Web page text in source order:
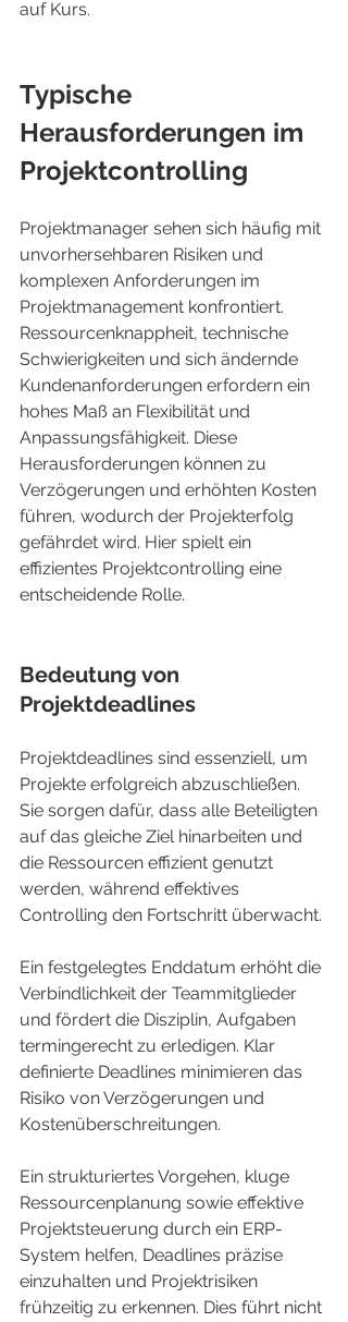
auf Kurs.
Typische
Herausforderungen im
Projektcontrolling
Projektmanager sehen sich häufig mit
unvorhersehbaren Risiken und
komplexen Anforderungen im
Projektmanagement konfrontiert.
Ressourcenknappheit, technische
Schwierigkeiten und sich ändernde
Kundenanforderungen erfordern ein
hohes Maß an Flexibilität und
Anpassungsfähigkeit. Diese
Herausforderungen können zu
Verzögerungen und erhöhten Kosten
führen, wodurch der Projekterfolg
gefährdet wird. Hier spielt ein
effizientes Projektcontrolling eine
entscheidende Rolle.
Bedeutung von
Projektdeadlines
Projektdeadlines sind essenziell, um
Projekte erfolgreich abzuschließen.
Sie sorgen dafür, dass alle Beteiligten
auf das gleiche Ziel hinarbeiten und
die Ressourcen effizient genutzt
werden, während effektives
Controlling den Fortschritt überwacht.
Ein festgelegtes Enddatum erhöht die
Verbindlichkeit der Teammitglieder
und fördert die Disziplin, Aufgaben
termingerecht zu erledigen. Klar
definierte Deadlines minimieren das
Risiko von Verzögerungen und
Kostenüberschreitungen.
Ein strukturiertes Vorgehen, kluge
Ressourcenplanung sowie effektive
Projektsteuerung durch ein ERP-
System helfen, Deadlines präzise
einzuhalten und Projektrisiken
frühzeitig zu erkennen. Dies führt nicht